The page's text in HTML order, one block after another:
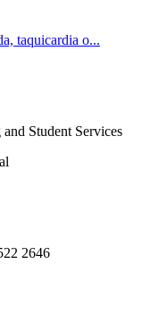
taquicardia o...
Student Services
2646